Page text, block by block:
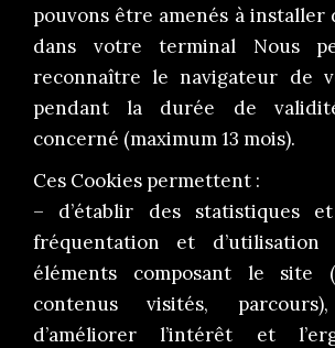
pouvons être amenés à installer
dans votre terminal Nous
reconnaître le navigateur de
pendant la durée de
concerné (maximum 13 mois).
Ces Cookies permettent :
– d’établir des statistiques
fréquentation et d’utilisation
éléments composant le site
contenus visités,
d’améliorer l’intérêt et